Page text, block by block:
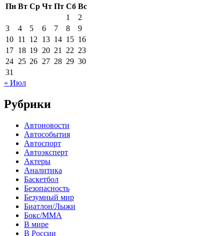
Пн Вт Ср Чт Пт Сб Вс
1
2
3
4 5 6 7 8
9
10 11 12 13 14 15 16
17 18 19 20 21 22 23
24 25 26 27 28 29 30
31
« Июл
Рубрики
Автоновости
Автособытия
Автоспорт
Автоэксперт
Актеры
Аналитика
Баскетбол
Безопасность
Безумный мир
Биатлон/Лыжи
Бокс/MMA
В мире
В России